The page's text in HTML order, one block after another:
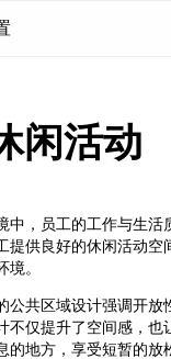
闲活动
中，员工的工作与生
提供良好的休闲活动
。
公共区域设计强调开
不仅提升了空间感，
的地方，享受短暂的放